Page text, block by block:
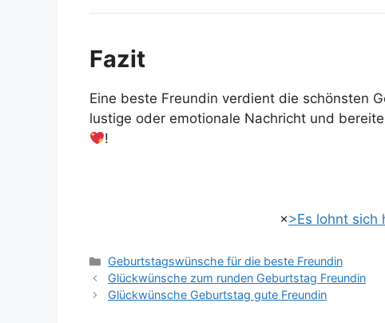
Fazit
Eine beste Freundin verdient die schönsten
lustige oder emotionale Nachricht und
!
×>Es lohnt sich
Kategorien
Geburtstagswünsche für die beste Freundin
Glückwünsche zum runden Geburtstag Freundin
Glückwünsche Geburtstag gute Freundin